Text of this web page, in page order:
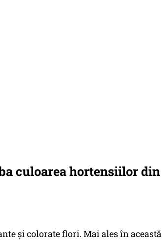
culoarea hortensiilor din
și colorate flori. Mai ales în această